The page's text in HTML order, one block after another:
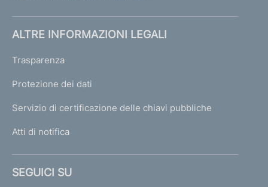
ALTRE INFORMAZIONI LEGALI
Trasparenza
Protezione dei dati
Servizio di certificazione delle chiavi pubbliche
Atti di notifica
SEGUICI SU